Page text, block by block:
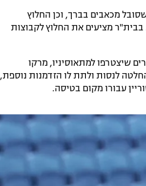
מכאבים בברך, וכן החלוץ
מציעים את החלוץ לקבוצות
שיצטרפו למתאוסיניו, מרקו
לנסות ולתת לו הזדמנות נוספת,
עבורו מקום בטיסה.